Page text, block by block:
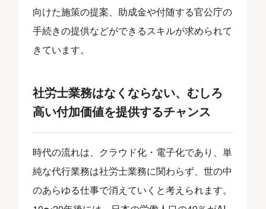
向けた施策の提案、助成金や付随する官公庁の
手続きの提供などができるスキルが求められて
きています。
社労士業務はなくならない、むしろ
高い付加価値を提供するチャンス
時代の流れは、クラウド化・電子化であり、単
純な代行業務は社労士業務に関わらず、世の中
のあらゆる仕事で消えていくと考えられます。